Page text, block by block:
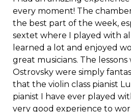
every moment! The
the best part of the week,
sextet where I played with
learned a lot and enjoyed
great musicians. The
Ostrovsky were simply
that the violin class pianist
pianist I have ever played
very good experience to